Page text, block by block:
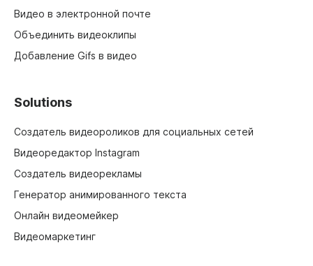
Видео в электронной почте
Объединить видеоклипы
Добавление Gifs в видео
Solutions
Создатель видеороликов для социальных сетей
Видеоредактор Instagram
Создатель видеорекламы
Генератор анимированного текста
Онлайн видеомейкер
Видеомаркетинг